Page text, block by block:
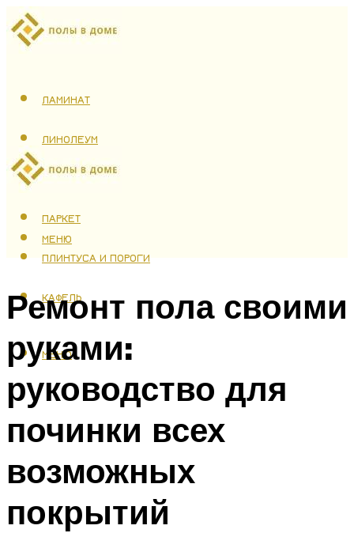
ЛАМИНАТ
ЛИНОЛЕУМ
ТЕПЛЫЙ ПОЛ
ПАРКЕТ
ПЛИНТУСА И ПОРОГИ
КАФЕЛЬ
МЕНЮ
МЕНЮ
Ремонт пола своими
руками:
руководство для
починки всех
возможных
покрытий